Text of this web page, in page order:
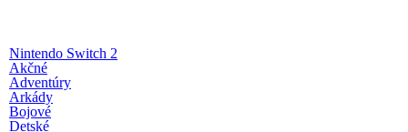
Nintendo Switch 2
Akčné
Adventúry
Arkády
Bojové
Detské